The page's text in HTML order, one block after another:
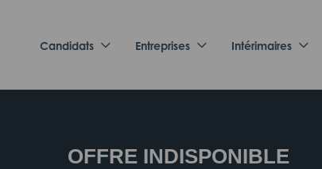
Candidats Entreprises Intérimaires
OFFRE INDISPONIBLE